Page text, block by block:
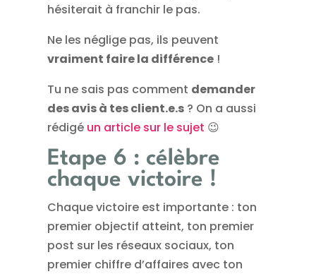
hésiterait à franchir le pas.
Ne les néglige pas, ils peuvent
vraiment faire la différence !
Tu ne sais pas comment demander
des avis à tes client.e.s ? On a aussi
rédigé un article sur le sujet 😉
Etape 6 : célèbre
chaque victoire !
Chaque victoire est importante : ton
premier objectif atteint, ton premier
post sur les réseaux sociaux, ton
premier chiffre d’affaires avec ton